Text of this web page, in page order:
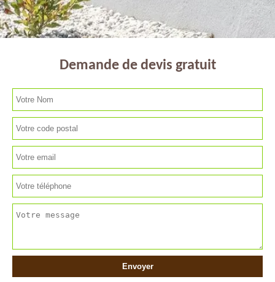
Demande de devis gratuit